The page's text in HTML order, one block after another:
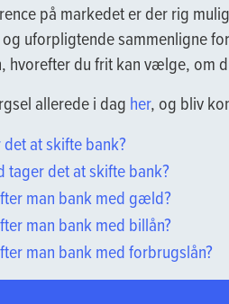
på markedet er der rig
uforpligtende sammenligne
hvorefter du frit kan vælge, om
allerede i dag her, og bliv
at skifte bank?
tager det at skifte bank?
man bank med gæld?
man bank med billån?
man bank med forbrugslån?